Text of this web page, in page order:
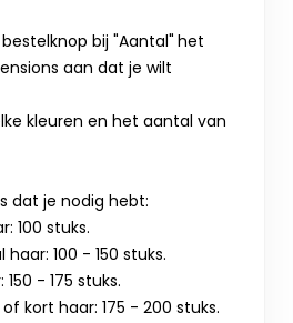
bij "Aantal"het
aan dat je wilt
kleuren en het aantal van
dat je nodig hebt:
100 stuks.
100 - 150 stuks.
- 175 stuks.
kort haar: 175 - 200 stuks.